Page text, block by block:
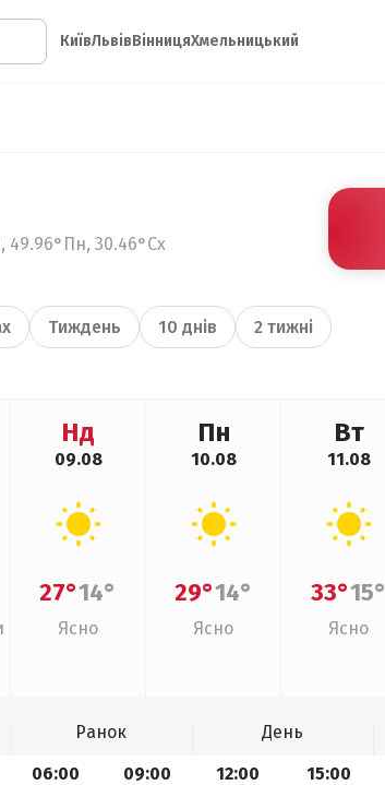
КиївЛьвівВінницяХмельницький
49.96°Пн, 30.46°Сх
Тиждень 10 днів 2 тижні
Нд
09.08
27°14°
Ясно
Пн
10.08
29°14°
Ясно
Вт
11.08
33°15°
Ясно
Ранок День
06:00 09:00 12:00 15:00